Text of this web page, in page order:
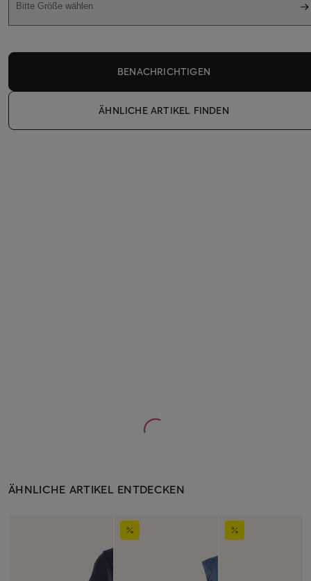
Bitte Größe wählen
BENACHRICHTIGEN
ÄHNLICHE ARTIKEL FINDEN
ÄHNLICHE ARTIKEL ENTDECKEN